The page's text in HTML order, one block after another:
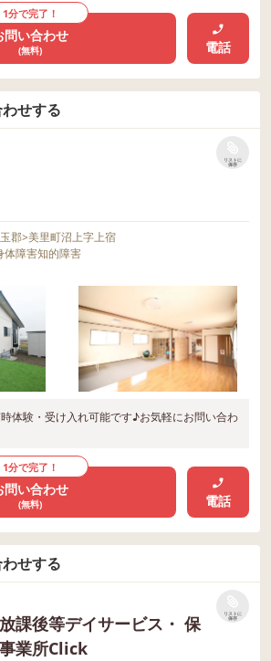
1分で完了！
問い合わせ
(無料) 電話
せする
リストに
保存
郡>美里町沼上字上宿
体障害知的障害
体験・受け入れ可能です♪お気軽にお問い合わ
1分で完了！
問い合わせ
(無料) 電話
せする
課後等デイサービス・ 保
業所Click
リストに
保存